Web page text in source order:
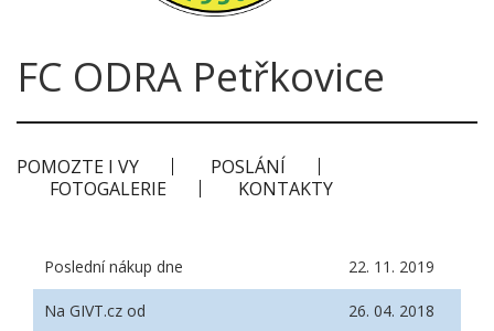
FC ODRA Petřkovice
POMOZTE I VY
POSLÁNÍ
FOTOGALERIE
KONTAKTY
Poslední nákup dne 22. 11. 2019
Na GIVT.cz od 26. 04. 2018